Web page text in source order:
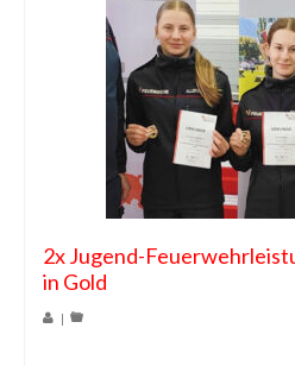
2x Jugend-
in Gold
|